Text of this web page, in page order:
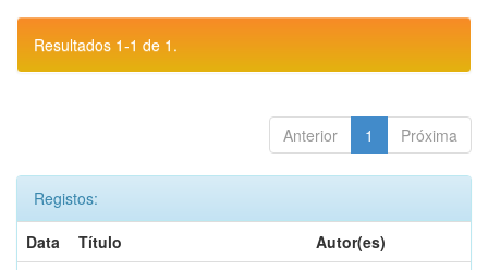
Resultados 1-1 de 1.
Anterior 1 Próxima
Registos:
Data
Título
Autor(es)